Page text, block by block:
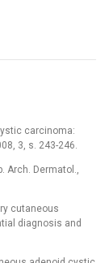
carcinoma:
3, s. 243-246.
Dermatol.,
cutaneous
diagnosis and